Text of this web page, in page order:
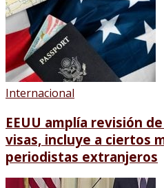
Internacional
EEUU amplía revisión
visas, incluye a ciertos
periodistas extranjeros